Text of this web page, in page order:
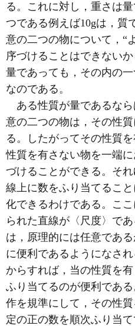
る。これに対し，重さは
つである例えば10gは，質
意の二つの物について，
序づけることはできない
量であっても，その内の
なのである。
ある性質が量であるな
意の二つの物は，その性
る。したがってその性質
性質を有さない物を一端
づけることができる。そ
線上に数をふり当てるこ
化できるわけである。こ
られた直線が〈尺度〉で
は，原理的には任意であ
に便利であるようになさ
からすれば，当の性質を
ふり当てるのが便利であ
作を規準にして，その性
定の正の数を順次ふり当